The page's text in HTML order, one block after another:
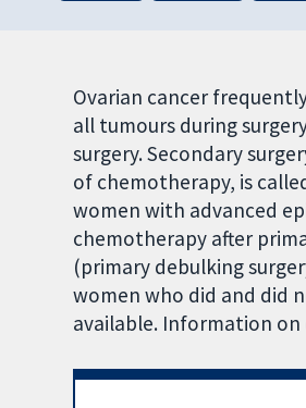
Ovarian cancer
all tumours during
surgery. Secondary
of chemotherapy, is
women with advanced
chemotherapy after
(primary debulking
women who did and did
available. Information